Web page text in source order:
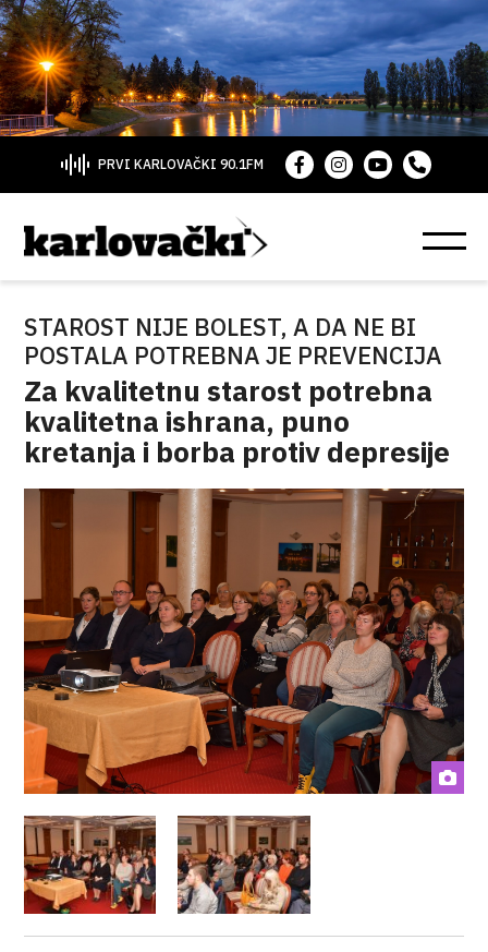
PRVI KARLOVAČKI 90.1FM
STAROST NIJE BOLEST, A DA NE BI
POSTALA POTREBNA JE PREVENCIJA
Za kvalitetnu starost potrebna
kvalitetna ishrana, puno
kretanja i borba protiv depresije